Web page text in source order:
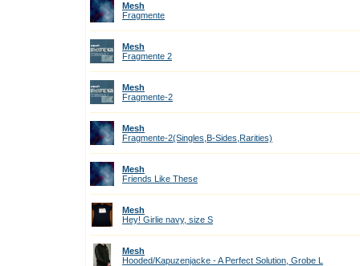
Mesh
Fragmente
Mesh
Fragmente 2
Mesh
Fragmente-2
Mesh
Fragmente-2(Singles,B-Sides,Rarities)
Mesh
Friends Like These
Mesh
Hey! Girlie navy, size S
Mesh
Hooded/Kapuzenjacke - A Perfect Solution, Grobe L